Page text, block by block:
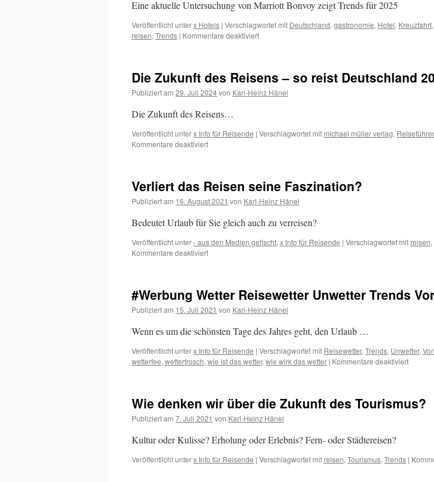
Eine aktuelle Untersuchung von Marriott Bonvoy zeigt Trends für 2025
Veröffentlicht unterx Hotels | Verschlagwortet mit Deutschland, gastronomie, Hotel, Kreuzfahrt,
reisen, Trends | Kommentare deaktiviertfür
auch
2025
groß…
Die Zukunft des Reisens – so reist Deutschland
Publiziert am 29. Juli 2024von Karl-Heinz Hänel
Die Zukunft des Reisens…
Veröffentlicht unterx Info für Reisende | Verschlagwortet mit michael müller verlag, Reiseführer
Kommentare deaktiviertfür
Reisens
–
so
reist
Deutschland
2024
Verliert das Reisen seine Faszination?
Publiziert am 16. August 2021 von Karl-Heinz Hänel
Bedeutet Urlaub für Sie gleich auch zu verreisen?
Veröffentlicht unter- aus den Medien gefischt, x Info für Reisende | Verschlagwortet mit reisen,
Kommentare deaktiviertfür
seine
Faszination?
#Werbung Wetter Reisewetter Unwetter Trends
Publiziert am 15. Juli 2021 von Karl-Heinz Hänel
Wenn es um die schönsten Tage des Jahres geht, den Urlaub …
Veröffentlicht unterx Info für Reisende | Verschlagwortet mit Reisewetter, Trends, Unwetter,
wetterfee, wetterfrosch, wie ist das wetter, wie wirk das wetter | Kommentare deaktiviertfür
Unwetter
Wie denken wir über die Zukunft des Tourismus?
Publiziert am 7. Juli 2021 von Karl-Heinz Hänel
Kultur oder Kulisse? Erholung oder Erlebnis? Fern- oder Städtereisen?
Veröffentlicht unterx Info für Reisende | Verschlagwortet mit reisen, Tourismus, Trends |